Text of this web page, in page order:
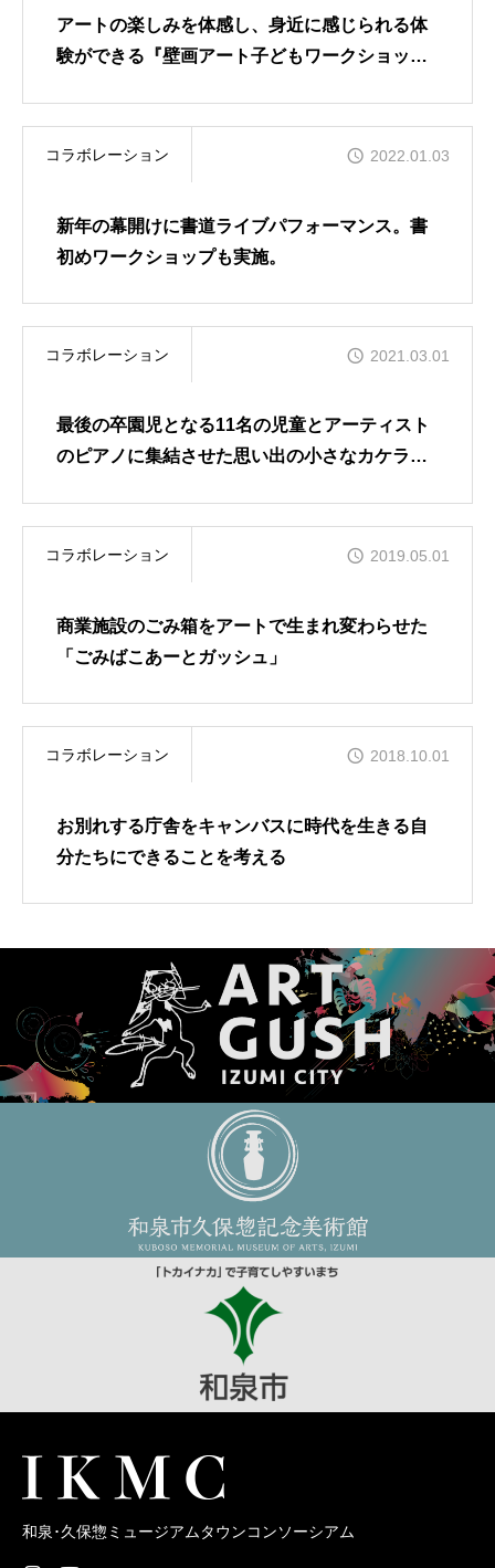
アートの楽しみを体感し、身近に感じられる体
験ができる『壁画アート子どもワークショッ
コラボレーション 2022.01.03
新年の幕開けに書道ライブパフォーマンス。書
初めワークショップも実施。
コラボレーション 2021.03.01
最後の卒園児となる11名の児童とアーティスト
のピアノに集結させた思い出の小さなカケラを
コラボレーション 2019.05.01
商業施設のごみ箱をアートで生まれ変わらせた
「ごみばこあーとガッシュ」
コラボレーション 2018.10.01
お別れする庁舎をキャンバスに時代を生きる自
分たちにできることを考える
和泉･久保惣ミュージアムタウンコンソーシアム